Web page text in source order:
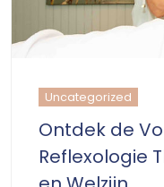
Uncategorized
Ontdek de
Reflexologie